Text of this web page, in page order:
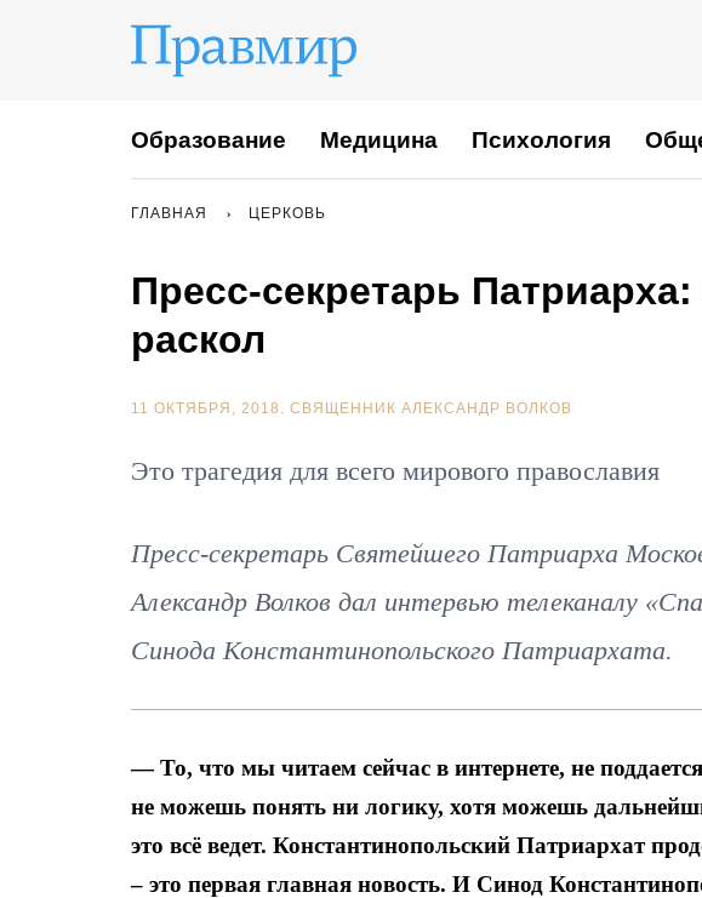
Образование Медицина Психология
ГЛАВНАЯ ЦЕРКОВЬ
Пресс-секретарь
раскол
11 ОКТЯБРЯ, 2018. СВЯЩЕННИК АЛЕКСАНДР ВОЛКОВ
Это трагедия для всего мирового православия
Пресс-секретарь Святейшего Патриарха
Александр Волков дал интервью телеканалу
Синода Константинопольского Патриархата.
— То, что мы читаем сейчас в интернете, не
не можешь понять ни логику, хотя можешь
это всё ведет. Константинопольский Патриархат
– это первая главная новость. И Синод